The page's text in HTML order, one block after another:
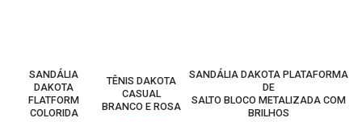
SANDÁLIA
DAKOTA
FLATFORM
COLORIDA
TÊNIS DAKOTA
CASUAL
BRANCO E ROSA
SANDÁLIA DAKOTA PLATAFORMA
DE
SALTO BLOCO METALIZADA COM
BRILHOS